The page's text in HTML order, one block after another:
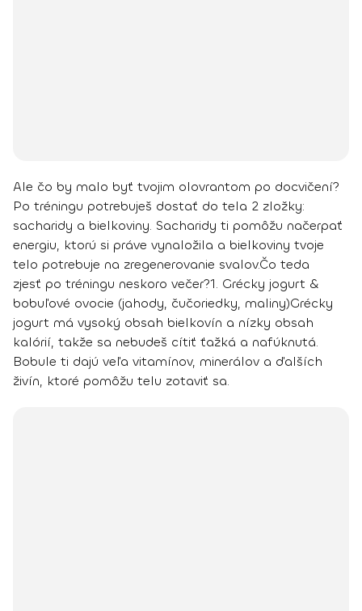
Ale čo by malo byť tvojim olovrantom po docvičení?
Po tréningu potrebuješ dostať do tela 2 zložky:
sacharidy a bielkoviny. Sacharidy ti pomôžu načerpať
energiu, ktorú si práve vynaložila a bielkoviny tvoje
telo potrebuje na zregenerovanie svalov.Čo teda
zjesť po tréningu neskoro večer?1. Grécky jogurt &
bobuľové ovocie (jahody, čučoriedky, maliny)Grécky
jogurt má vysoký obsah bielkovín a nízky obsah
kalórií, takže sa nebudeš cítiť ťažká a nafúknutá.
Bobule ti dajú veľa vitamínov, minerálov a ďalších
živín, ktoré pomôžu telu zotaviť sa.